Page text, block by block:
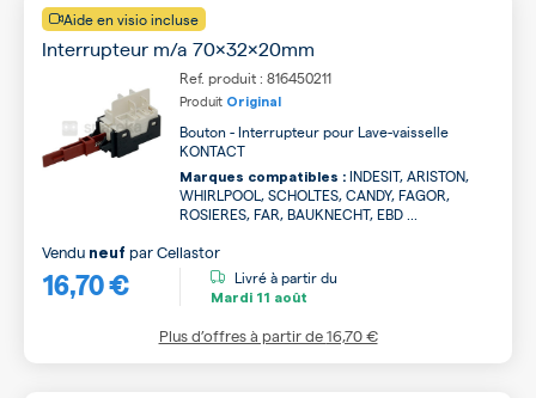
Aide en visio incluse
Interrupteur m/a 70x32x20mm
Ref. produit : 816450211
Produit Original
Bouton - Interrupteur pour Lave-vaisselle
KONTACT
Marques compatibles : INDESIT, ARISTON,
WHIRLPOOL, SCHOLTES, CANDY, FAGOR,
ROSIERES, FAR, BAUKNECHT, EBD ...
16,70 €
Vendu neuf parCellastor
Livré à partir du
Mardi 11 août
Plus d’offres à partir de16,70 €